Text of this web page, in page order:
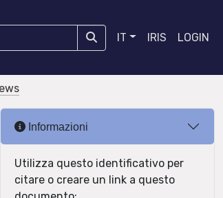
IT IRIS LOGIN
Informazioni
Utilizza questo identificativo per
citare o creare un link a questo